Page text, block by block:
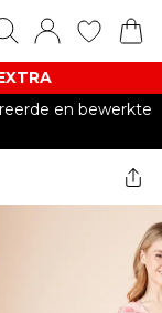
en bewerkte